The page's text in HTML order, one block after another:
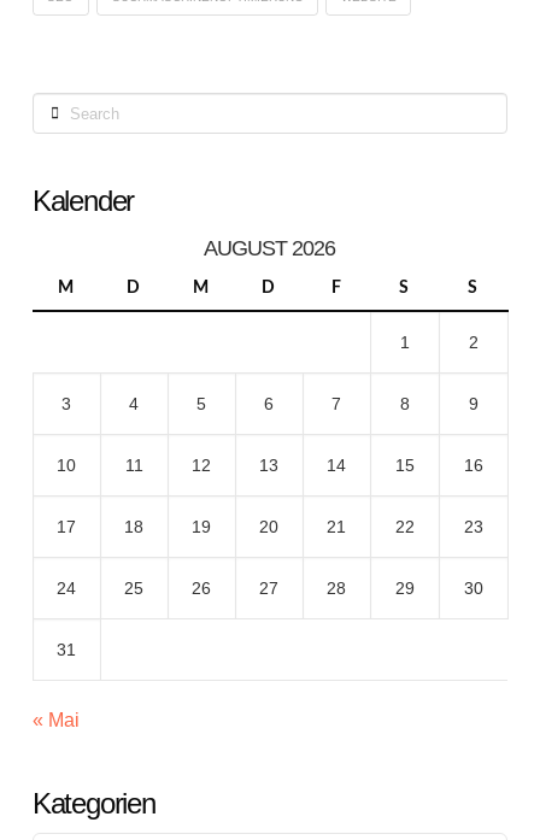
Search
Kalender
AUGUST 2026
M D M D F S S
1 2
3 4 5 6 7 8 9
10 11 12 13 14 15 16
17 18 19 20 21 22 23
24 25 26 27 28 29 30
31
« Mai
Kategorien